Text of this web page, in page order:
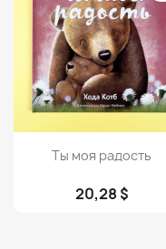
Просмотр
Ты моя радость
20,28 $